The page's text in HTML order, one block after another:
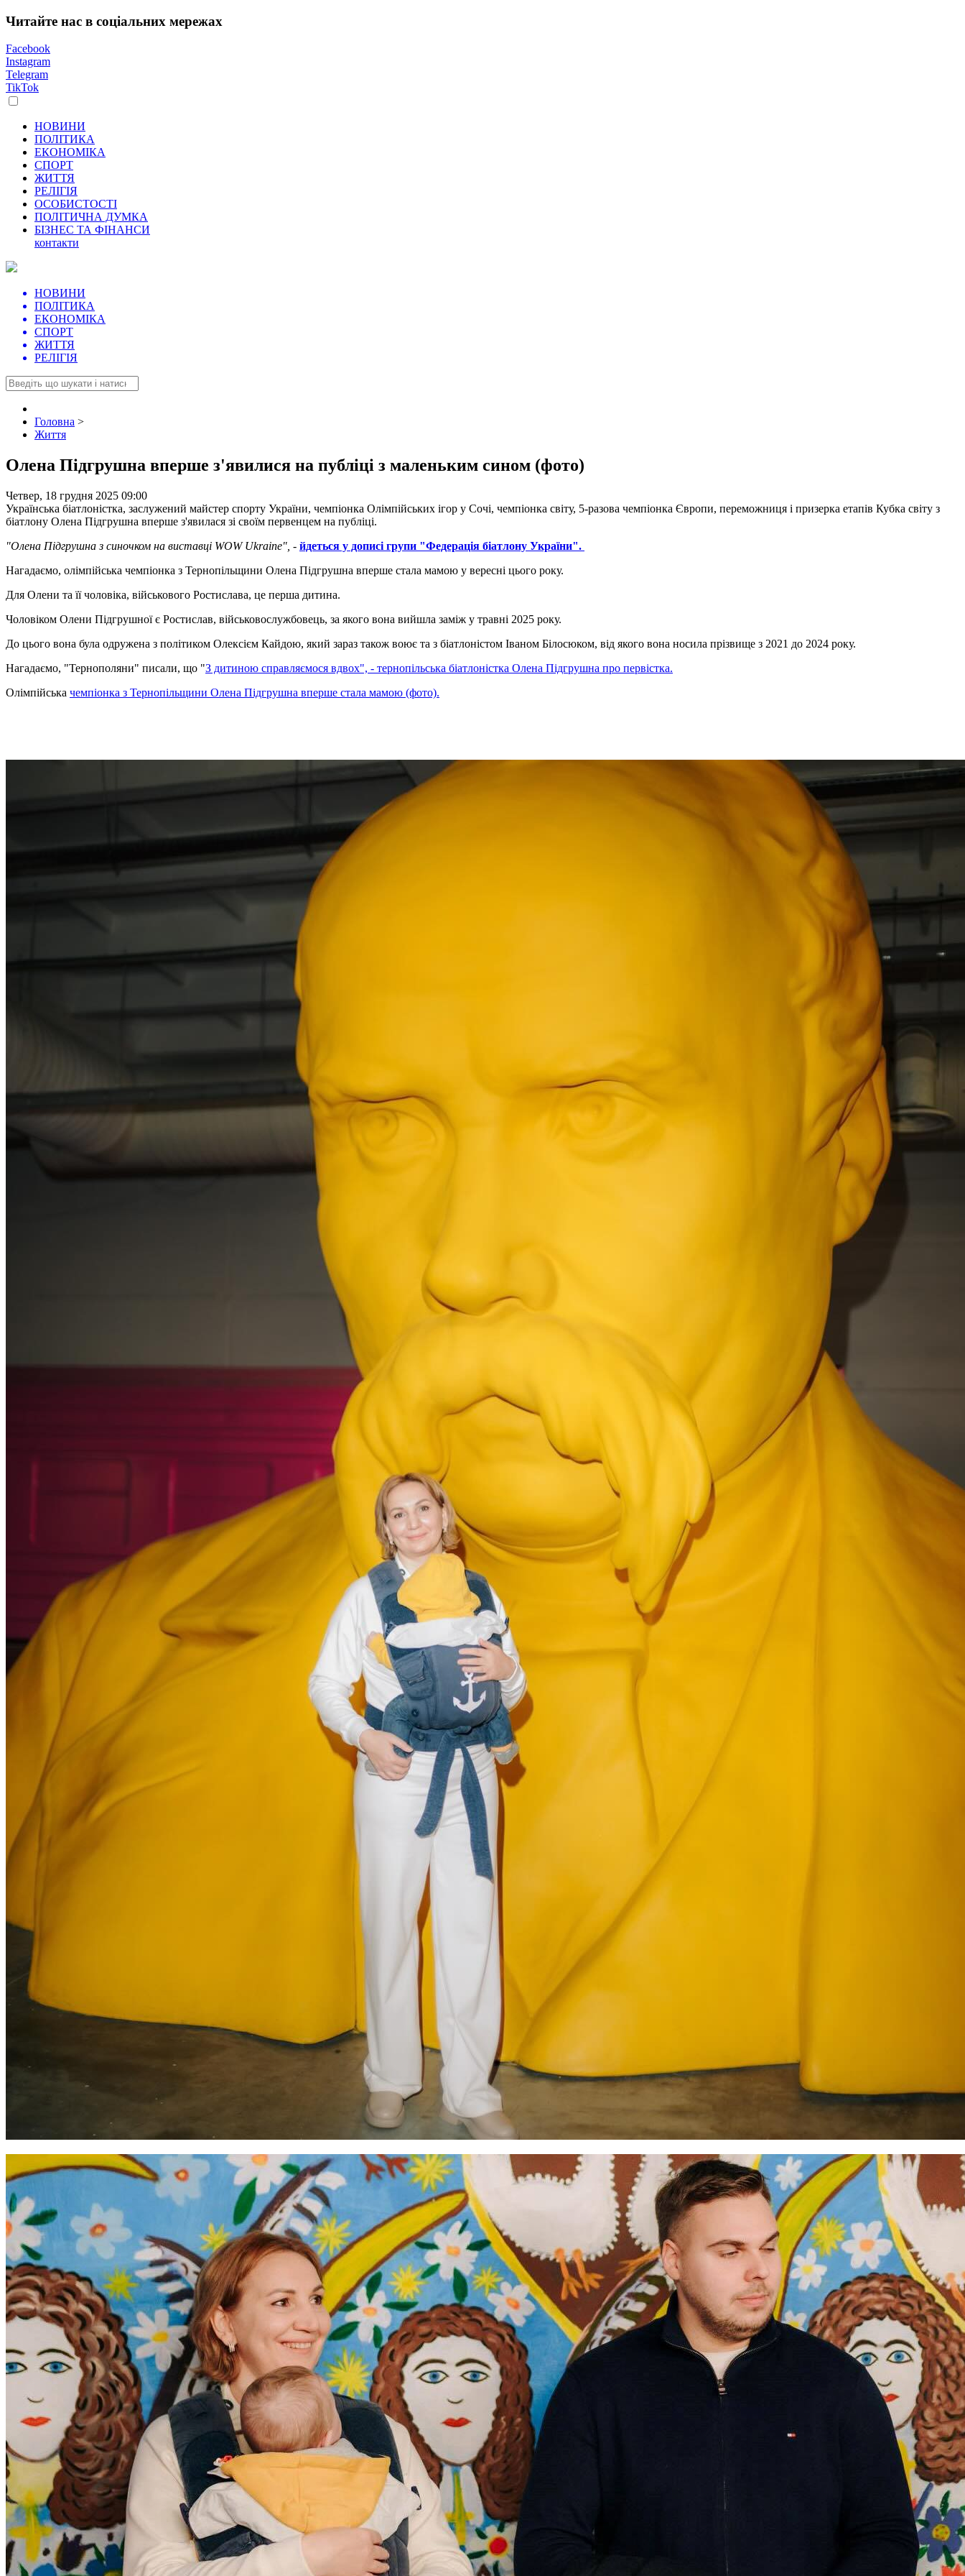
Читайте нас в соціальних мережах
Facebook
Instagram
Telegram
TikTok
НОВИНИ
ПОЛІТИКА
ЕКОНОМІКА
СПОРТ
ЖИТТЯ
РЕЛІГІЯ
ОСОБИСТОСТІ
ПОЛІТИЧНА ДУМКА
БІЗНЕС ТА ФІНАНСИ
контакти
НОВИНИ
ПОЛІТИКА
ЕКОНОМІКА
СПОРТ
ЖИТТЯ
РЕЛІГІЯ
Головна >
Життя
Олена Підгрушна вперше з'явилися на публіці з маленьким сином (фото)
Четвер, 18 грудня 2025 09:00
Українська біатлоністка, заслужений майстер спорту України, чемпіонка Олімпійських ігор у Сочі, чемпіонка світу, 5-разова чемпіонка Європи, переможниця і призерка етапів Кубка світу з
біатлону Олена Підгрушна вперше з'явилася зі своїм первенцем на публіці.
"Олена Підгрушна з синочком на виставці WOW Ukraine", - йдеться у дописі групи "Федерація біатлону України".
Нагадаємо, олімпійська чемпіонка з Тернопільщини Олена Підгрушна вперше стала мамою у вересні цього року.
Для Олени та її чоловіка, військового Ростислава, це перша дитина.
Чоловіком Олени Підгрушної є Ростислав, військовослужбовець, за якого вона вийшла заміж у травні 2025 року.
До цього вона була одружена з політиком Олексієм Кайдою, який зараз також воює та з біатлоністом Іваном Білосюком, від якого вона носила прізвище з 2021 до 2024 року.
Нагадаємо, "Тернополяни" писали, що "З дитиною справляємося вдвох", - тернопільська біатлоністка Олена Підгрушна про первістка.
Олімпійська чемпіонка з Тернопільщини Олена Підгрушна вперше стала мамою (фото).